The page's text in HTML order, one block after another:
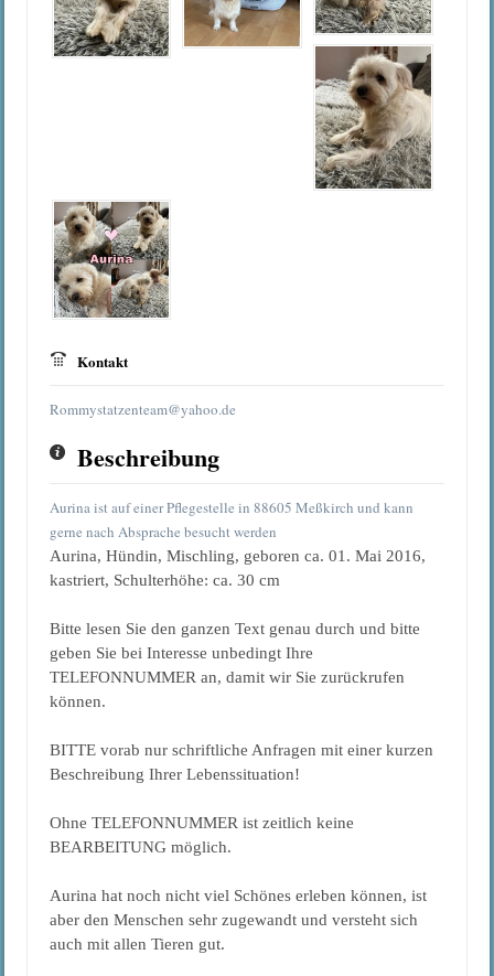
Kontakt
Rommystatzenteam@yahoo.de
Beschreibung
Aurina ist auf einer Pflegestelle in 88605 Meßkirch und kann
gerne nach Absprache besucht werden
Aurina, Hündin, Mischling, geboren ca. 01. Mai 2016,
kastriert, Schulterhöhe: ca. 30 cm
Bitte lesen Sie den ganzen Text genau durch und bitte
geben Sie bei Interesse unbedingt Ihre
TELEFONNUMMER an, damit wir Sie zurückrufen
können.
BITTE vorab nur schriftliche Anfragen mit einer kurzen
Beschreibung Ihrer Lebenssituation!
Ohne TELEFONNUMMER ist zeitlich keine
BEARBEITUNG möglich.
Aurina hat noch nicht viel Schönes erleben können, ist
aber den Menschen sehr zugewandt und versteht sich
auch mit allen Tieren gut.